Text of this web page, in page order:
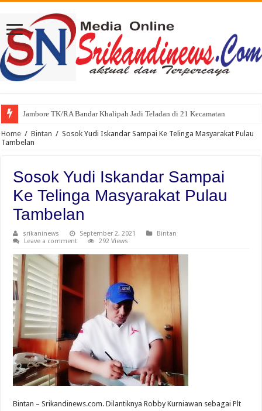
Jambore TK/RA Bandar Khalipah Jadi Teladan di 21 Kecamatan
Home / Bintan / Sosok Yudi Iskandar Sampai Ke Telinga Masyarakat Pulau
Tambelan
Sosok Yudi Iskandar Sampai
Ke Telinga Masyarakat Pulau
Tambelan
srikaninews September 2, 2021
Bintan
Leave a comment
292 Views
Bintan – Srikandinews.com. Dilantiknya Robby Kurniawan sebagai Plt